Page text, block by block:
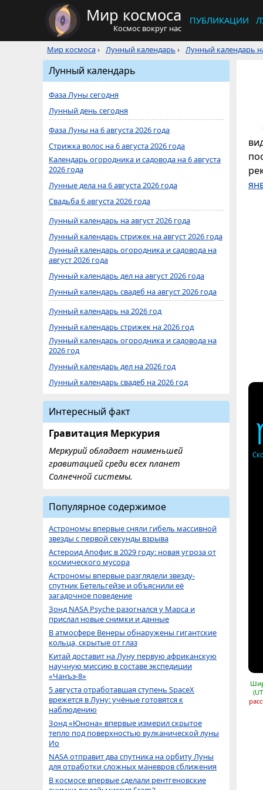
Мир космоса
Космос вокруг нас
ПУБЛИКАЦИИ
Мир космоса› Лунный календарь › Лунный календарь
Лунный календарь
Фаза Луны сегодня
Лунный день сегодня
Фаза Луны на 6 августа 2026 года
Стрижка волос на 6 августа 2026 года
Календарь огородника и садовода на 6 августа
2026 года
Лунные дела на 6 августа 2026 года
Свадьба 6 августа 2026 года
Лунный календарь на август 2026 года
Лунный календарь стрижек на август 2026 года
Лунный календарь огородника и садовода на
август 2026 года
Лунный календарь дел на август 2026 года
Лунный календарь свадеб на август 2026 года
Лунный календарь на 2026 год
Лунный календарь стрижек на 2026 год
Лунный календарь огородника и садовода на
2026 год
Лунный календарь дел на 2026 год
Лунный календарь свадеб на 2026 год
Интересный факт
Гравитация Меркурия
Меркурий обладает наименьшей
гравитацией среди всех планет
Солнечной системы.
Популярное содержимое
Астрономы впервые сняли гибель массивной
звезды с первой секунды взрыва
Астероид Апофис в 2029 году: новая угроза от
космического мусора
Астрономы впервые разглядели звезду-
спутник Бетельгейзе и объяснили её
загадочное поведение
Зонд NASA Psyche разогнался у Марса и
прислал новые снимки и данные
В атмосфере Венеры обнаружены гигантские
кольца, скрытые от глаз
Китай доставит на Луну первую африканскую
научную миссию в составе экспедиции
«Чанъэ-8»
5 августа отработавшая ступень SpaceX
врежется в Луну: учёные готовятся к
наблюдению
Зонд «Юнона» впервые измерил скрытое
тепло под поверхностью вулканической луны
Ио
NASA отправит два спутника на орбиту Луны
для отработки сложных маневров сближения
В космосе впервые сделали рентгеновские